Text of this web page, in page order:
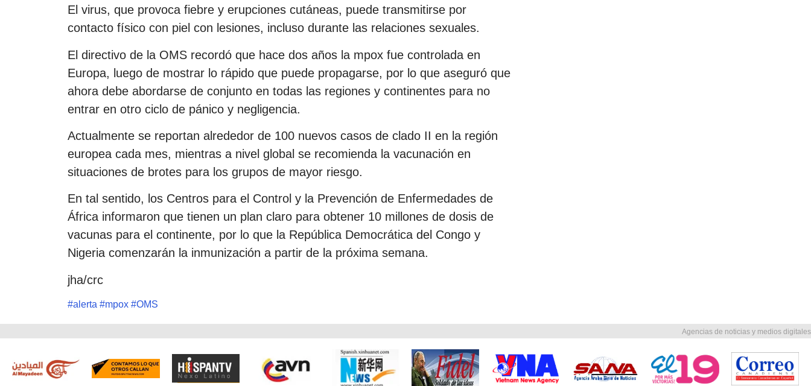
El virus, que provoca fiebre y erupciones cutáneas, puede transmitirse por
contacto físico con piel con lesiones, incluso durante las relaciones sexuales.
El directivo de la OMS recordó que hace dos años la mpox fue controlada en
Europa, luego de mostrar lo rápido que puede propagarse, por lo que aseguró que
ahora debe abordarse de conjunto en todas las regiones y continentes para no
entrar en otro ciclo de pánico y negligencia.
Actualmente se reportan alrededor de 100 nuevos casos de clado II en la región
europea cada mes, mientras a nivel global se recomienda la vacunación en
situaciones de brotes para los grupos de mayor riesgo.
En tal sentido, los Centros para el Control y la Prevención de Enfermedades de
África informaron que tienen un plan claro para obtener 10 millones de dosis de
vacunas para el continente, por lo que la República Democrática del Congo y
Nigeria comenzarán la inmunización a partir de la próxima semana.
jha/crc
#alerta #mpox #OMS
Agencias de noticias y medios digitales